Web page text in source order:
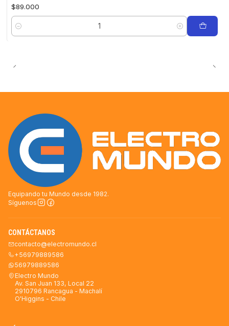
$89.000
Cantidad
Equipando tu Mundo desde 1982.
Síguenos
CONTÁCTANOS
contacto@electromundo.cl
+56979889586
56979889586
Electro Mundo
Av. San Juan 133, Local 22
2910796 Rancagua - Machalí
O'Higgins - Chile